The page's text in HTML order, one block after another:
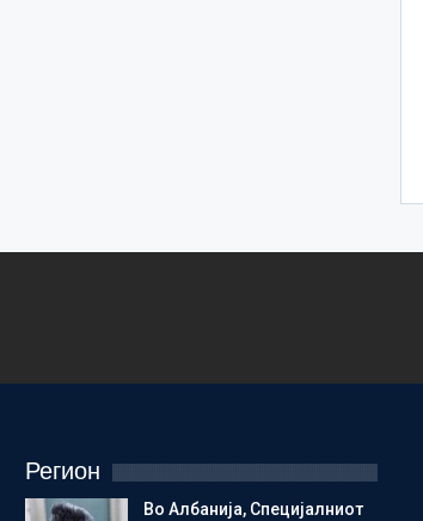
Регион
Во Албанија, Специјалниот